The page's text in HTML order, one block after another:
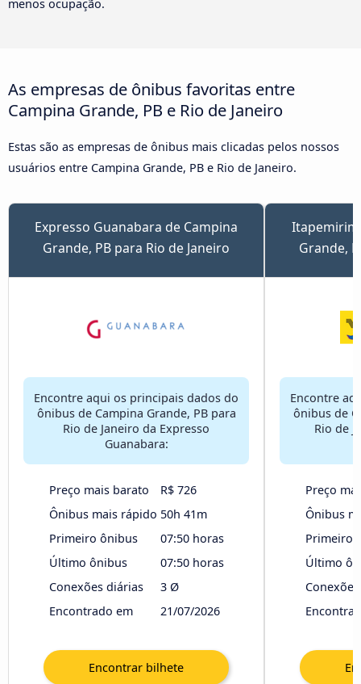
menos ocupação.
As empresas de ônibus favoritas entre
Campina Grande, PB e Rio de Janeiro
Estas são as empresas de ônibus mais clicadas pelos nossos
usuários entre Campina Grande, PB e Rio de Janeiro.
Expresso Guanabara de Campina
Grande, PB para Rio de Janeiro
Encontre aqui os principais dados do
ônibus de Campina Grande, PB para
Rio de Janeiro da Expresso
Guanabara:
Preço mais barato
R$ 726
Ônibus mais rápido 50h 41m
Primeiro ônibus
07:50 horas
Último ônibus
07:50 horas
Conexões diárias
3 Ø
Encontrado em
21/07/2026
Itapemirim
Grande,
Encontre
ônibus de
Rio de
Preço
Ônibus
Primeiro
Último